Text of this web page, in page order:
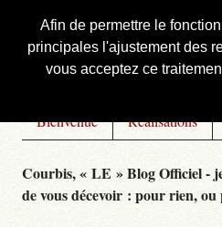
Afin de permettre le
principales l'ajustement des
vous acceptez ce
Courbis, « LE
Bienvenue Réalisations
Courbis, « LE » Blog Officiel -
de vous décevoir : pour rien,